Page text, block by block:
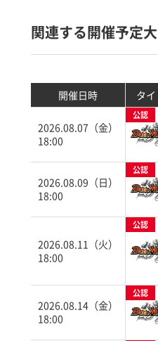
関連する開催予定
開催日時 タ
2026.08.07（金）
18:00
公認
2026.08.09（日）
18:00
公認
2026.08.11（火）
18:00
公認
2026.08.14（金）
18:00
公認